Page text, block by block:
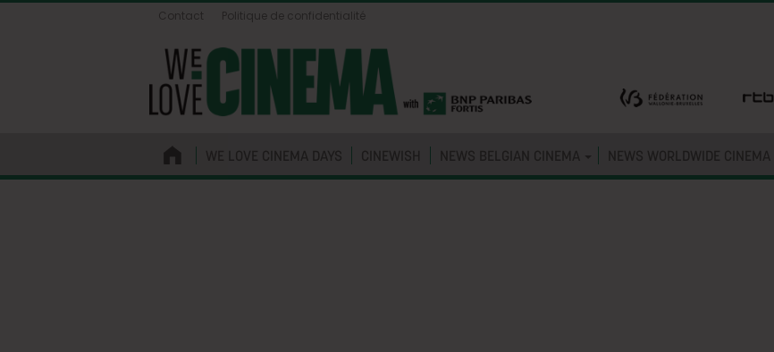
Contact Politique de confidentialité
WE LOVE CINEMA DAYS CINEWISH NEWS BELGIAN CINEMA NEWS WORLDWIDE CINEMA